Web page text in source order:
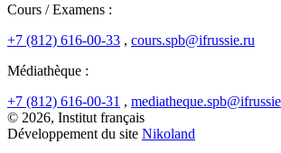
Cours / Examens :
+7 (812) 616-00-33 , cours.spb@ifrussie.ru
Médiathèque :
+7 (812) 616-00-31 ,
© 2026, Institut français
Développement du site Nikoland